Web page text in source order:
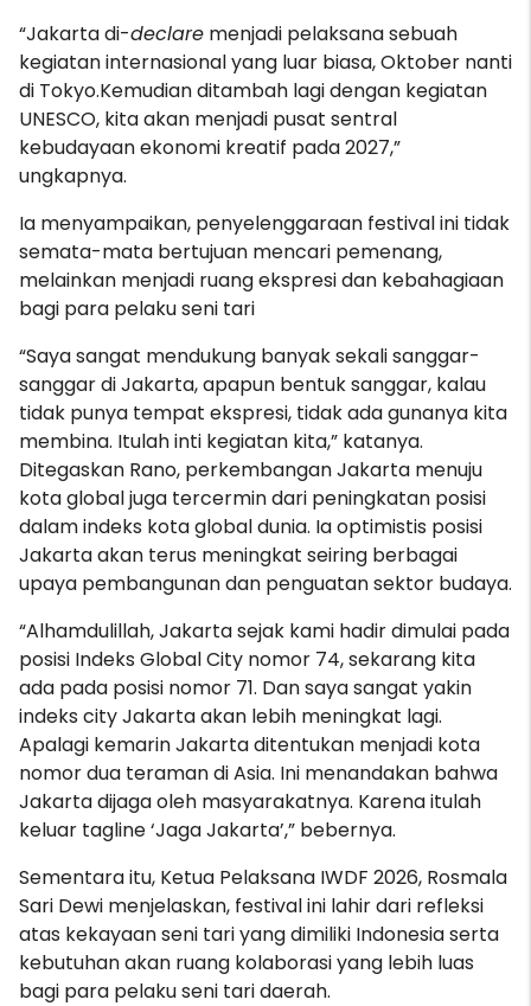
“Jakarta di-declare menjadi pelaksana sebuah
kegiatan internasional yang luar biasa, Oktober nanti
di Tokyo.Kemudian ditambah lagi dengan kegiatan
UNESCO, kita akan menjadi pusat sentral
kebudayaan ekonomi kreatif pada 2027,”
ungkapnya.
Ia menyampaikan, penyelenggaraan festival ini tidak
semata-mata bertujuan mencari pemenang,
melainkan menjadi ruang ekspresi dan kebahagiaan
bagi para pelaku seni tari
“Saya sangat mendukung banyak sekali sanggar-
sanggar di Jakarta, apapun bentuk sanggar, kalau
tidak punya tempat ekspresi, tidak ada gunanya kita
membina. Itulah inti kegiatan kita,” katanya.
Ditegaskan Rano, perkembangan Jakarta menuju
kota global juga tercermin dari peningkatan posisi
dalam indeks kota global dunia. Ia optimistis posisi
Jakarta akan terus meningkat seiring berbagai
upaya pembangunan dan penguatan sektor budaya.
“Alhamdulillah, Jakarta sejak kami hadir dimulai pada
posisi Indeks Global City nomor 74, sekarang kita
ada pada posisi nomor 71. Dan saya sangat yakin
indeks city Jakarta akan lebih meningkat lagi.
Apalagi kemarin Jakarta ditentukan menjadi kota
nomor dua teraman di Asia. Ini menandakan bahwa
Jakarta dijaga oleh masyarakatnya. Karena itulah
keluar tagline ‘Jaga Jakarta’,” bebernya.
Sementara itu, Ketua Pelaksana IWDF 2026, Rosmala
Sari Dewi menjelaskan, festival ini lahir dari refleksi
atas kekayaan seni tari yang dimiliki Indonesia serta
kebutuhan akan ruang kolaborasi yang lebih luas
bagi para pelaku seni tari daerah.